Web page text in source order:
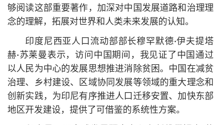
够阅读这部重要著作，加深对中国发展道路和治理理
念的理解，拓展对世界和人类未来发展的认知。
印度尼西亚人口流动部部长穆罕默德·伊夫提塔
赫·苏莱曼表示，访问中国期间，我见证了中国通过
以人民为中心的发展思想推进消除贫困。中国在减贫
治理、乡村建设、区域协同发展等领域的重大理念和
创新实践，为印尼有序推进人口迁移安置、加快东部
地区开发建设，提供了可借鉴的系统性方案。